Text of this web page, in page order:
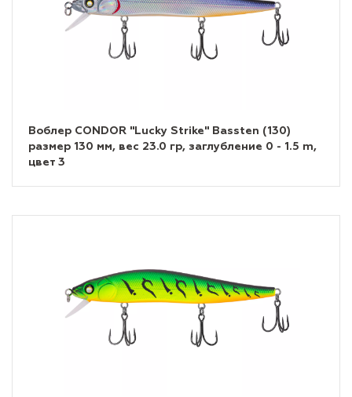
Воблер CONDOR "Lucky Strike" Bassten (130)
размер 130 мм, вес 23.0 гр, заглубление 0 - 1.5 m,
цвет 3